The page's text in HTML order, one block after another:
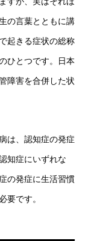
の言葉とともに講
起きる症状の総称
ひとつです。日本
障害を合併した状
は、認知症の発症
知症にいずれな
の発症に生活習慣
要です。